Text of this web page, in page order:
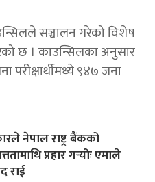
सञ्चालन गरेको विशेष
छ । काउन्सिलका अनुसार
परीक्षार्थीमध्ये ९४७ जना
नेपाल राष्ट्र बैंकको
प्रहार गर्‍योः एमाले
राई